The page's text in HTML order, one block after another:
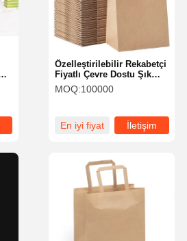
Özelleştirilebilir Rekabetçi
Fiyatlı Çevre Dostu Şık
Tasarım Kraft Kağıt
Torbaları
MOQ:100000
En iyi fiyat İletişim